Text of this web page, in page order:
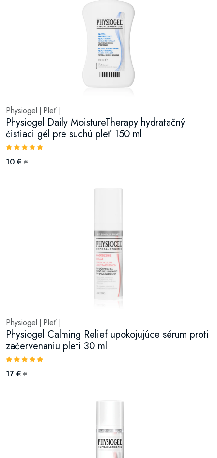
Physiogel Pleť
Physiogel Daily MoistureTherapy hydratačný
čistiaci gél pre suchú pleť 150 ml
10 € €
Physiogel Pleť
Physiogel Calming Relief upokojujúce sérum proti
začervenaniu pleti 30 ml
17 € €